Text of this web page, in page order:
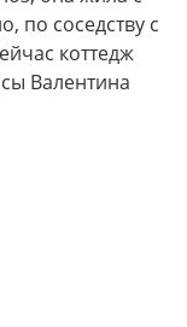
по соседству с
коттедж
Валентина